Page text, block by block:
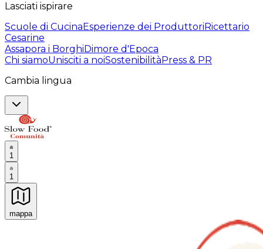
Lasciati ispirare
Scuole di CucinaEsperienze dei ProduttoriRicettario
Cesarine
Assapora i BorghiDimore d'Epoca
Chi siamoUnisciti a noiSostenibilitàPress & PR
Cambia lingua
1
1
mappa
Esperienze culinarie indimenticabili: Esperienze